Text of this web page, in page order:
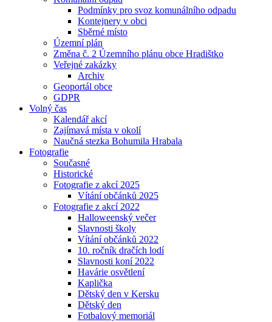
Podmínky pro svoz komunálního odpadu
Kontejnery v obci
Sběrné místo
Územní plán
Změna č. 2 Územního plánu obce Hradištko
Veřejné zakázky
Archiv
Geoportál obce
GDPR
Volný čas
Kalendář akcí
Zajímavá místa v okolí
Naučná stezka Bohumila Hrabala
Fotografie
Současné
Historické
Fotografie z akcí 2025
Vítání občánků 2025
Fotografie z akcí 2022
Halloweenský večer
Slavnosti školy
Vítání občánků 2022
10. ročník dračích lodí
Slavnosti koní 2022
Havárie osvětlení
Kaplička
Dětský den v Kersku
Dětský den
Fotbalový memoriál